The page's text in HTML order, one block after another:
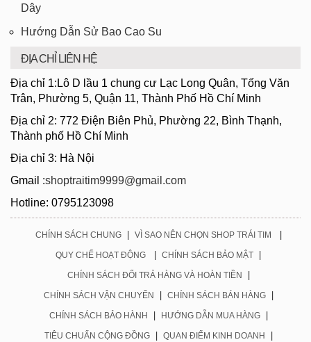
Dây
Hướng Dẫn Sử Bao Cao Su
ĐỊA CHỈ LIÊN HỆ
Địa chỉ 1:Lô D lầu 1 chung cư Lạc Long Quân, Tống Văn
Trân, Phường 5, Quận 11, Thành Phố Hồ Chí Minh
Địa chỉ 2: 772 Điện Biên Phủ, Phường 22, Bình Thạnh,
Thành phố Hồ Chí Minh
Địa chỉ 3: Hà Nội
Gmail :shoptraitim9999@gmail.com
Hotline: 0795123098
CHÍNH SÁCH CHUNG | VÌ SAO NÊN CHỌN SHOP TRÁI TIM |
QUY CHẾ HOẠT ĐỘNG | CHÍNH SÁCH BẢO MẬT |
CHÍNH SÁCH ĐỔI TRẢ HÀNG VÀ HOÀN TIỀN |
CHÍNH SÁCH VẬN CHUYỂN | CHÍNH SÁCH BÁN HÀNG |
CHÍNH SÁCH BẢO HÀNH | HƯỚNG DẪN MUA HÀNG |
TIÊU CHUẨN CỘNG ĐỒNG | QUAN ĐIỂM KINH DOANH |